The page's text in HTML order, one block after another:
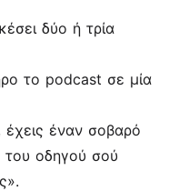
δύο ή τρία
το podcast σε μία
έναν σοβαρό
του οδηγού σού